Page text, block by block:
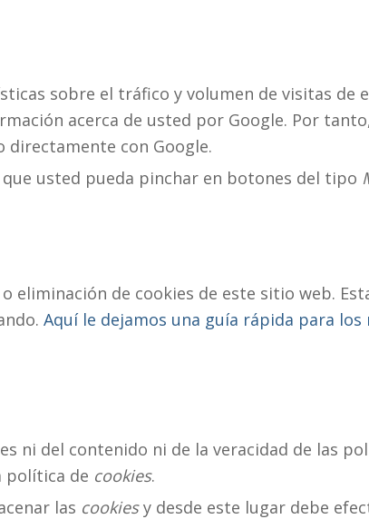
sobre el tráfico y volumen de visitas de
acerca de usted por Google. Por
directamente con Google.
usted pueda pinchar en botones del tipo
de cookies de este sitio web.
Aquí le dejamos una guía rápida para los
ni del contenido ni de la veracidad de las
política de cookies.
las cookiesy desde este lugar debe